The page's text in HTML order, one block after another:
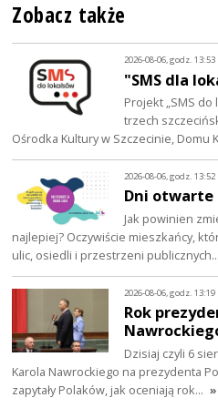
Zobacz także
2026-08-06, godz. 13:53
"SMS dla
Projekt „SMS
trzech
Ośrodka Kultury w Szczecinie, Domu
2026-08-06, godz. 13:52
Dni otwarte
Jak powinien
najlepiej? Oczywiście mieszkańcy,
ulic, osiedli i przestrzeni publicznych…
2026-08-06, godz. 13:19
Rok
Dzisiaj czyli 6
Karola Nawrockiego na prezydenta
zapytały Polaków, jak oceniają rok…